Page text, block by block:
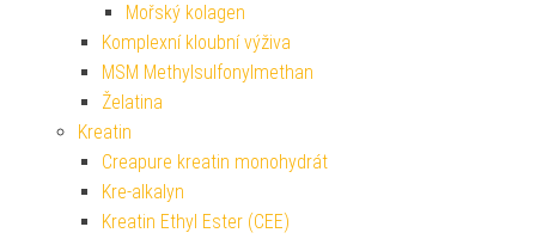
Mořský kolagen
Komplexní kloubní výživa
MSM Methylsulfonylmethan
Želatina
Kreatin
Creapure kreatin monohydrát
Kre-alkalyn
Kreatin Ethyl Ester (CEE)